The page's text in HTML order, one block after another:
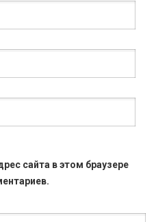
сайта в этом браузере